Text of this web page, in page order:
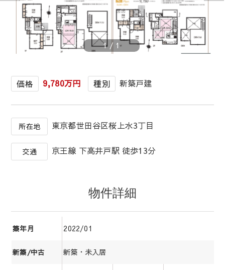
1/ 1
価格 9,780万円 種別 新築戸建
所在地 東京都世田谷区桜上水3丁目
交通 京王線 下高井戸駅 徒歩13分
物件詳細
築年月 2022/01
新築/中古 新築・未入居